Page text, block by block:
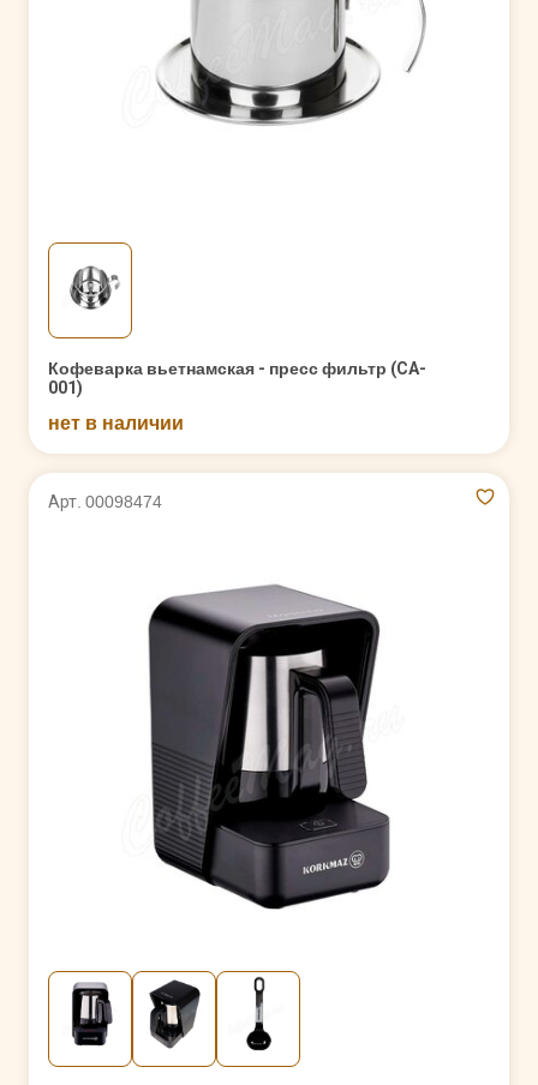
Кофеварка вьетнамская - пресс фильтр (CA-
001)
нет в наличии
Арт. 00098474